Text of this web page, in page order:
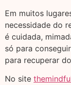
Em muitos
necessidade do
é cuidada,
só para
para recuperar
No site